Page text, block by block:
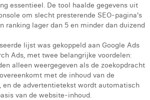
essentieel. De tool haalde gegevens uit
om slecht presterende SEO-pagina's
ranking lager dan 5 en minder dan duizend
lijst was gekoppeld aan Google Ads
Ads, met twee belangrijke voordelen:
alleen weergegeven als de zoekopdracht
met de inhoud van de
en de advertentietekst wordt automatisch
van de website-inhoud.